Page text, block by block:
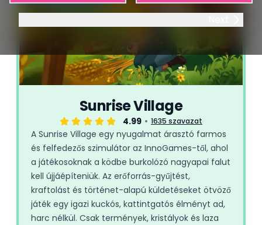
Sunrise Village
4.99 1635 szavazat
A Sunrise Village egy nyugalmat árasztó farmos
és felfedezős szimulátor az InnoGames-től, ahol
a játékosoknak a ködbe burkolózó nagyapai falut
kell újjáépíteniük. Az erőforrás-gyűjtést,
kraftolást és történet-alapú küldetéseket ötvöző
játék egy igazi kuckós, kattintgatós élményt ad,
harc nélkül. Csak termények, kristályok és laza